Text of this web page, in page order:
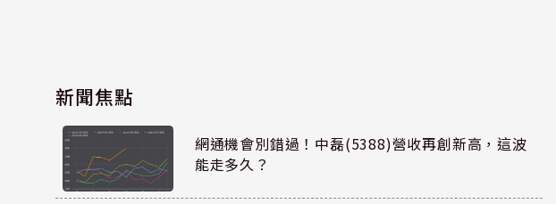
新聞焦點
網通機會別錯過！中磊(5388)營收再創新高，這波
能走多久？